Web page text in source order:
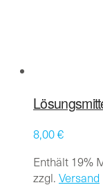
8,00€
Enthält 19%
zzgl. Versand